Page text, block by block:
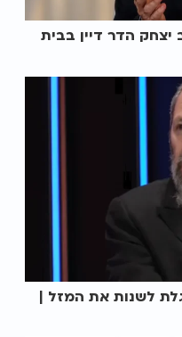
הדר דיין בבית
לשנות את המזל |